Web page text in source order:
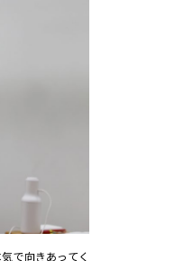
で向きあってく